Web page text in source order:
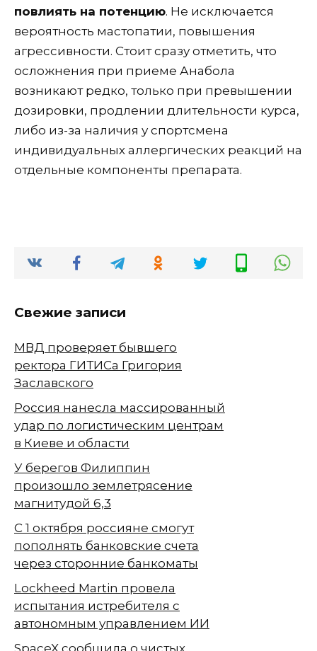
повлиять на потенцию. Не исключается
вероятность мастопатии, повышения
агрессивности. Стоит сразу отметить, что
осложнения при приеме Анабола
возникают редко, только при превышении
дозировки, продлении длительности курса,
либо из-за наличия у спортсмена
индивидуальных аллергических реакций на
отдельные компоненты препарата.
Свежие записи
МВД проверяет бывшего
ректора ГИТИСа Григория
Заславского
Россия нанесла массированный
удар по логистическим центрам
в Киеве и области
У берегов Филиппин
произошло землетрясение
магнитудой 6,3
С 1 октября россияне смогут
пополнять банковские счета
через сторонние банкоматы
Lockheed Martin провела
испытания истребителя с
автономным управлением ИИ